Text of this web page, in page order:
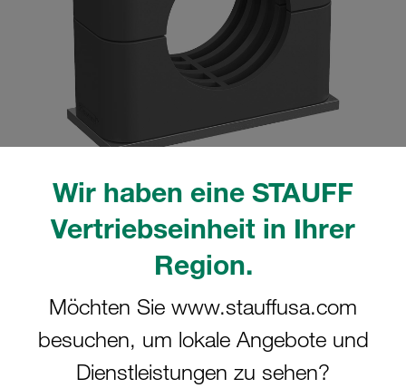
Wir haben eine STAUFF
Vertriebseinheit in Ihrer
Region.
Möchten Sie www.stauffusa.com
besuchen, um lokale Angebote und
Dienstleistungen zu sehen?
tatsächlichen Produkt abweichen.
Komplettschelle Standard-Baureihe Gr.
6 Ø48,3mm Polyamid W10 gerippt, mit
Vorspannung Anschweißpl., kurz IS-
Schraube